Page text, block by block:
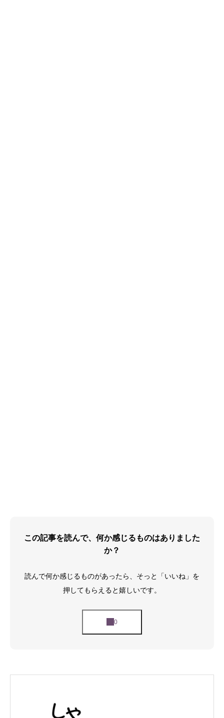
この記事を読んで、何か感じるものはありました
か？
読んで何か感じるものがあったら、そっと「いいね」を
押してもらえると嬉しいです。